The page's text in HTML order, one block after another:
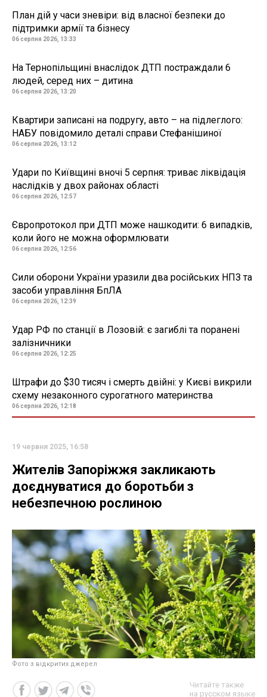
План дій у часи зневіри: від власної безпеки до
підтримки армії та бізнесу
06 серпня 2026, 13:33
На Тернопільщині внаслідок ДТП постраждали 6
людей, серед них – дитина
06 серпня 2026, 13:20
Квартири записані на подругу, авто – на підлеглого:
НАБУ повідомило деталі справи Стефанішиної
06 серпня 2026, 13:12
Удари по Київщині вночі 5 серпня: триває ліквідація
наслідків у двох районах області
06 серпня 2026, 12:57
Європротокол при ДТП може нашкодити: 6 випадків,
коли його не можна оформлювати
06 серпня 2026, 12:56
Сили оборони України уразили два російських НПЗ та
засоби управління БпЛА
06 серпня 2026, 12:39
Удар РФ по станції в Лозовій: є загиблі та поранені
залізничники
06 серпня 2026, 12:25
Штрафи до $30 тисяч і смерть двійні: у Києві викрили
схему незаконного сурогатного материнства
06 серпня 2026, 12:18
19 червня 2025, 16:58
Жителів Запоріжжя закликають
доєднуватися до боротьби з
небезпечною рослиною
Фото з відкритих джерел
Читайте также
на русском языке